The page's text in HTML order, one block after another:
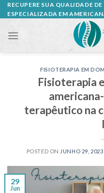
Skip
to
RECUPERE SUA QUALIDADE
ESPECIALIZADA EM
FISIOTERAPIA EM
Fisioterapia
terapêutico na
POSTED ON JUNHO 29, 2023
29
Jun